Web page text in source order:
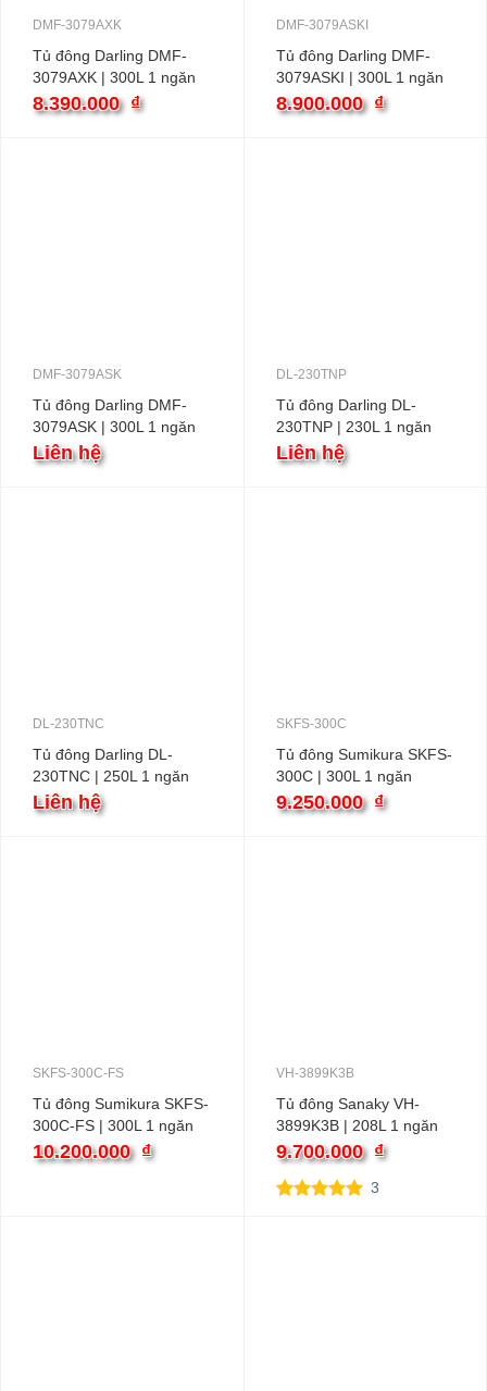
DMF-3079AXK
Tủ đông Darling DMF-
3079AXK | 300L 1 ngăn
8.390.000 ₫
DMF-3079ASKI
Tủ đông Darling DMF-
3079ASKI | 300L 1 ngăn
inverter
8.900.000 ₫
DMF-3079ASK
Tủ đông Darling DMF-
3079ASK | 300L 1 ngăn
Liên hệ
DL-230TNP
Tủ đông Darling DL-
230TNP | 230L 1 ngăn
Liên hệ
DL-230TNC
Tủ đông Darling DL-
230TNC | 250L 1 ngăn
Liên hệ
SKFS-300C
Tủ đông Sumikura SKFS-
300C | 300L 1 ngăn
9.250.000 ₫
SKFS-300C-FS
Tủ đông Sumikura SKFS-
300C-FS | 300L 1 ngăn
10.200.000 ₫
VH-3899K3B
Tủ đông Sanaky VH-
3899K3B | 208L 1 ngăn
inverter
9.700.000 ₫
3